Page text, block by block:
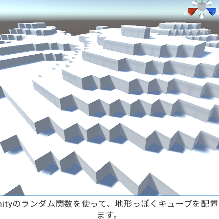
のランダム関数を使って、地形っぽくキューブを配
ます。